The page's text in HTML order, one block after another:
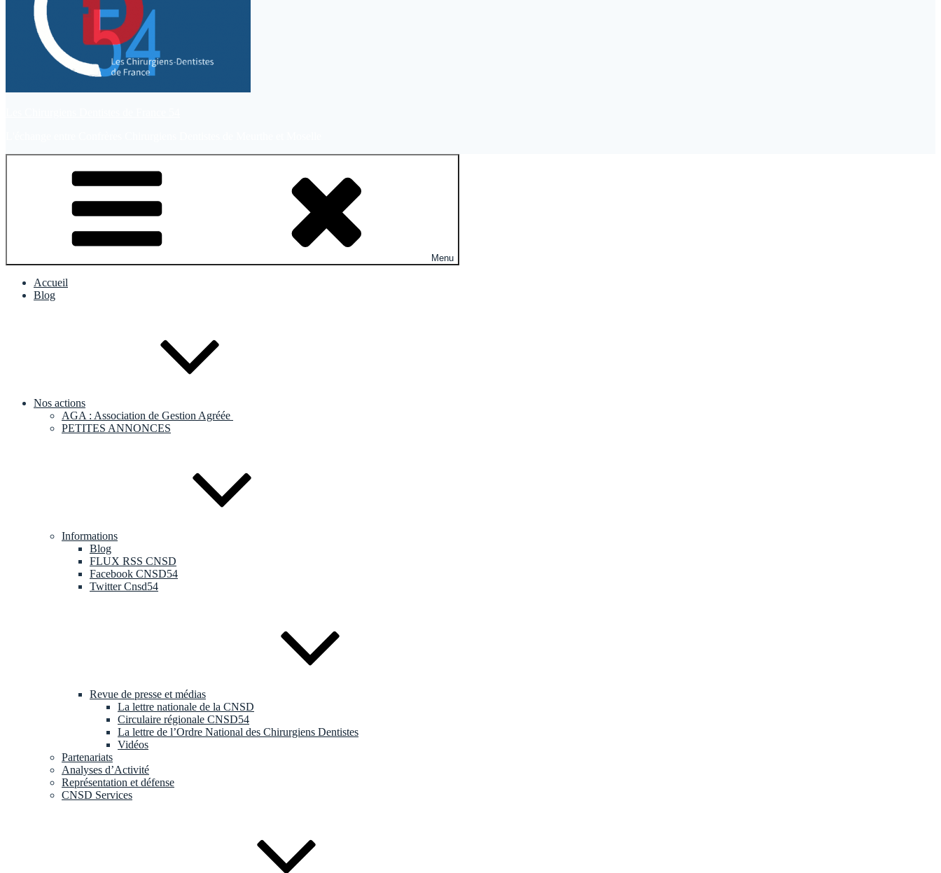
Menu
Accueil
Blog
Nos actions
AGA : Association de Gestion Agréée
PETITES ANNONCES
Informations
Blog
FLUX RSS CNSD
Facebook CNSD54
Twitter Cnsd54
Revue de presse et médias
La lettre nationale de la CNSD
Circulaire régionale CNSD54
La lettre de l’Ordre National des Chirurgiens Dentistes
Vidéos
Partenariats
Analyses d’Activité
Représentation et défense
CNSD Services